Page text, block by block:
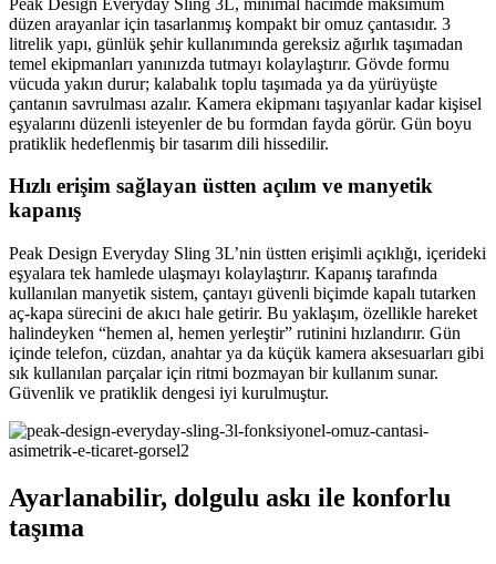
düzen arayanlar için tasarlanmış kompakt bir omuz çantasıdır. 3
litrelik yapı, günlük şehir kullanımında gereksiz ağırlık taşımadan
temel ekipmanları yanınızda tutmayı kolaylaştırır. Gövde formu
vücuda yakın durur; kalabalık toplu taşımada ya da yürüyüşte
çantanın savrulması azalır. Kamera ekipmanı taşıyanlar kadar kişisel
eşyalarını düzenli isteyenler de bu formdan fayda görür. Gün boyu
pratiklik hedeflenmiş bir tasarım dili hissedilir.
Hızlı erişim sağlayan üstten açılım ve manyetik
kapanış
Peak Design Everyday Sling 3L’nin üstten erişimli açıklığı, içerideki
eşyalara tek hamlede ulaşmayı kolaylaştırır. Kapanış tarafında
kullanılan manyetik sistem, çantayı güvenli biçimde kapalı tutarken
aç-kapa sürecini de akıcı hale getirir. Bu yaklaşım, özellikle hareket
halindeyken “hemen al, hemen yerleştir” rutinini hızlandırır. Gün
içinde telefon, cüzdan, anahtar ya da küçük kamera aksesuarları gibi
sık kullanılan parçalar için ritmi bozmayan bir kullanım sunar.
Güvenlik ve pratiklik dengesi iyi kurulmuştur.
Ayarlanabilir, dolgulu askı ile konforlu
taşıma